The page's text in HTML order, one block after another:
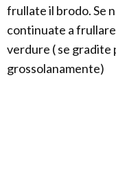
frullate il brodo. Se
continuate a
verdure ( se
grossolanamente)